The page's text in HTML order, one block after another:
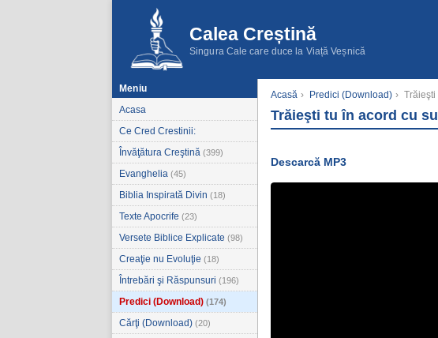
Calea Creștină
Singura Cale care duce la Viață Veșnică
Meniu
Acasa
Ce Cred Crestinii:
Învăţătura Creştină (399)
Evanghelia (45)
Biblia Inspirată Divin (18)
Texte Apocrife (23)
Versete Biblice Explicate (98)
Creaţie nu Evoluţie (18)
Întrebări şi Răspunsuri (196)
Predici (Download) (174)
Cărţi (Download) (20)
Acasă › Predici (Download) › Trăieşti
Trăieşti tu în acord cu
Descarcă MP3